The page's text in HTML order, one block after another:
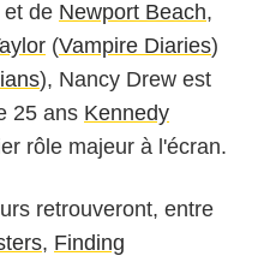
et de Newport Beach,
(Vampire Diaries)
), Nancy Drew est
25 ans Kennedy
rôle majeur à l'écran.
retrouveront, entre
, Finding